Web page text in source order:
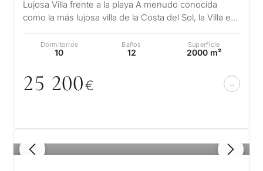
Lujosa Villa frente a la playa A menudo conocida
como la más lujosa villa de la Costa del Sol, la Villa es
Dormitorios
10
Baños
12
Superficie
2000 m²
25 200€
1 / 8